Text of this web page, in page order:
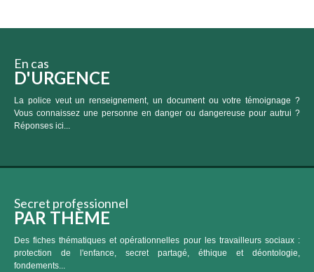
En cas
D'URGENCE
La police veut un renseignement, un document ou votre témoignage ?
Vous connaissez une personne en danger ou dangereuse pour autrui ?
Réponses ici...
Secret professionnel
PAR THÈME
Des fiches thématiques et opérationnelles pour les travailleurs sociaux :
protection de l'enfance, secret partagé, éthique et déontologie,
fondements...